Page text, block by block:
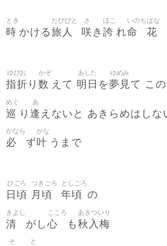
時
とき
かける旅人
たびびと
咲
さ
き 誇
ほこ
れ命
いのち
花
ばな
指折
ゆびお
り 数
かぞ
えて 明日
あした
を夢見
ゆめみ
て この
巡
めぐ
り 逢
あ
えないと あきらめはしな
必
かなら
ず叶
かな
うまで
日頃
ひごろ
月頃
つきごろ
年頃
としごろ
の
清
きよし
がし心
こころ
も秋入梅
あきついり
そ と